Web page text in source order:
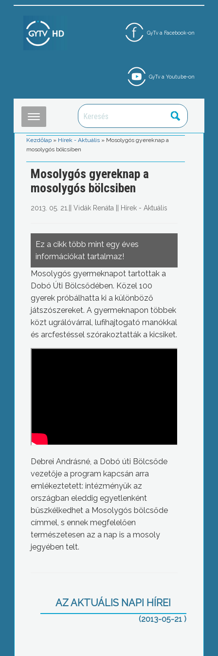
GyTv a Facebook-on
GyTv a Youtube-on
Kezdőlap » Hírek - Aktuális » Mosolygós gyereknap a
mosolygós bölcsiben
Mosolygós gyereknap a
mosolygós bölcsiben
2013. 05. 21. Vidák Renáta Hírek - Aktuális
Ez a cikk több mint egy éves
információkat tartalmaz!
Mosolygós gyermeknapot tartottak a
Dobó Úti Bölcsődében. Közel 100
gyerek próbálhatta ki a különböző
játszószereket. A gyermeknapon többek
közt ugrálóvárral, lufihajtogató manókkal
és arcfestéssel szórakoztatták a kicsiket.
Debrei Andrásné, a Dobó úti Bölcsőde
vezetője a program kapcsán arra
emlékeztetett: intézményük az
országban eleddig egyetlenként
büszkélkedhet a Mosolygós bölcsőde
címmel, s ennek megfelelően
természetesen az a nap is a mosoly
jegyében telt.
AZ AKTUÁLIS NAPI HÍREI
(2013-05-21 )
nagyközönségnek